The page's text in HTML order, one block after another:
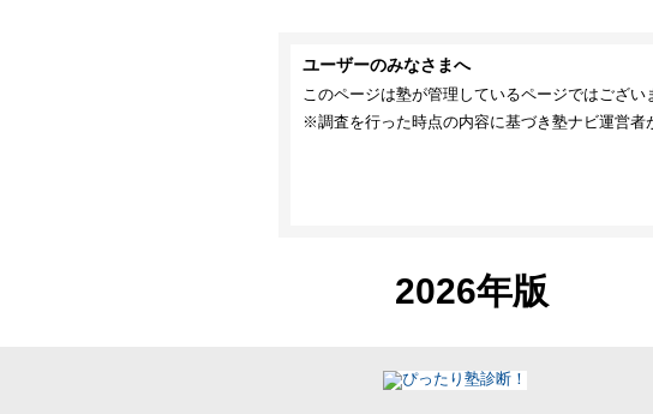
ユーザーのみなさまへ
このページは塾が管理しているページではござ
※調査を行った時点の内容に基づき塾ナビ運営
2026年版